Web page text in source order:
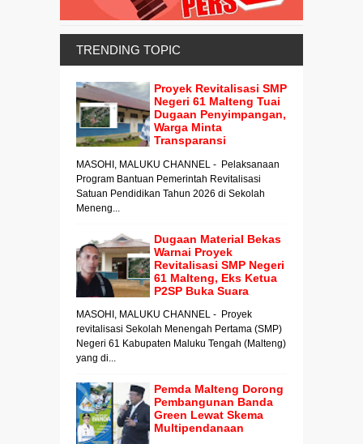
TRENDING TOPIC
Proyek Revitalisasi SMP
Negeri 61 Malteng Tuai
Dugaan Penyimpangan,
Warga Minta
Transparansi
MASOHI, MALUKU CHANNEL - Pelaksanaan
Program Bantuan Pemerintah Revitalisasi
Satuan Pendidikan Tahun 2026 di Sekolah
Meneng...
Dugaan Material Bekas
Warnai Proyek
Revitalisasi SMP Negeri
61 Malteng, Eks Ketua
P2SP Buka Suara
MASOHI, MALUKU CHANNEL - Proyek
revitalisasi Sekolah Menengah Pertama (SMP)
Negeri 61 Kabupaten Maluku Tengah (Malteng)
yang di...
Pemda Malteng Dorong
Pembangunan Banda
Green Lewat Skema
Multipendanaan